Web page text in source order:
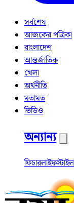
সর্বশেষ
আজকের পত্রিকা
বাংলাদেশ
আন্তর্জাতিক
খেলা
অর্থনীতি
মতামত
ভিডিও
অন্যান্য
ফিচারলাইফস্টাইল